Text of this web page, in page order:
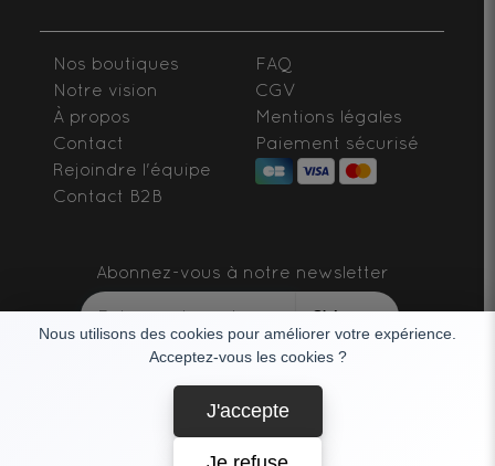
Nous utilisons des cookies pour améliorer votre expérience.
Acceptez-vous les cookies ?
J'accepte
Nos boutiques
Notre vision
À propos
Contact
Rejoindre l'équipe
Contact B2B
FAQ
CGV
Mentions légales
Paiement sécurisé
Abonnez-vous à notre newsletter
S'abonner